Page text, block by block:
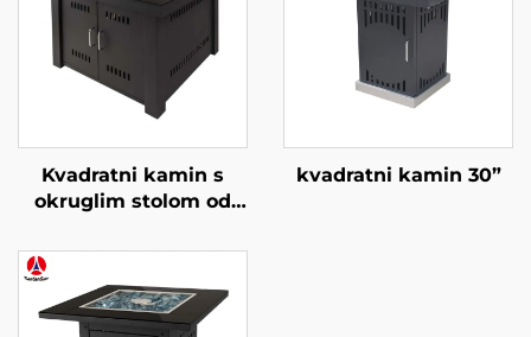
Kvadratni kamin s
okruglim stolom od
kvadratni kamin 30”